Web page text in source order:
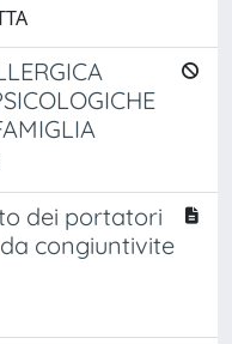
dei portatori
congiuntivite